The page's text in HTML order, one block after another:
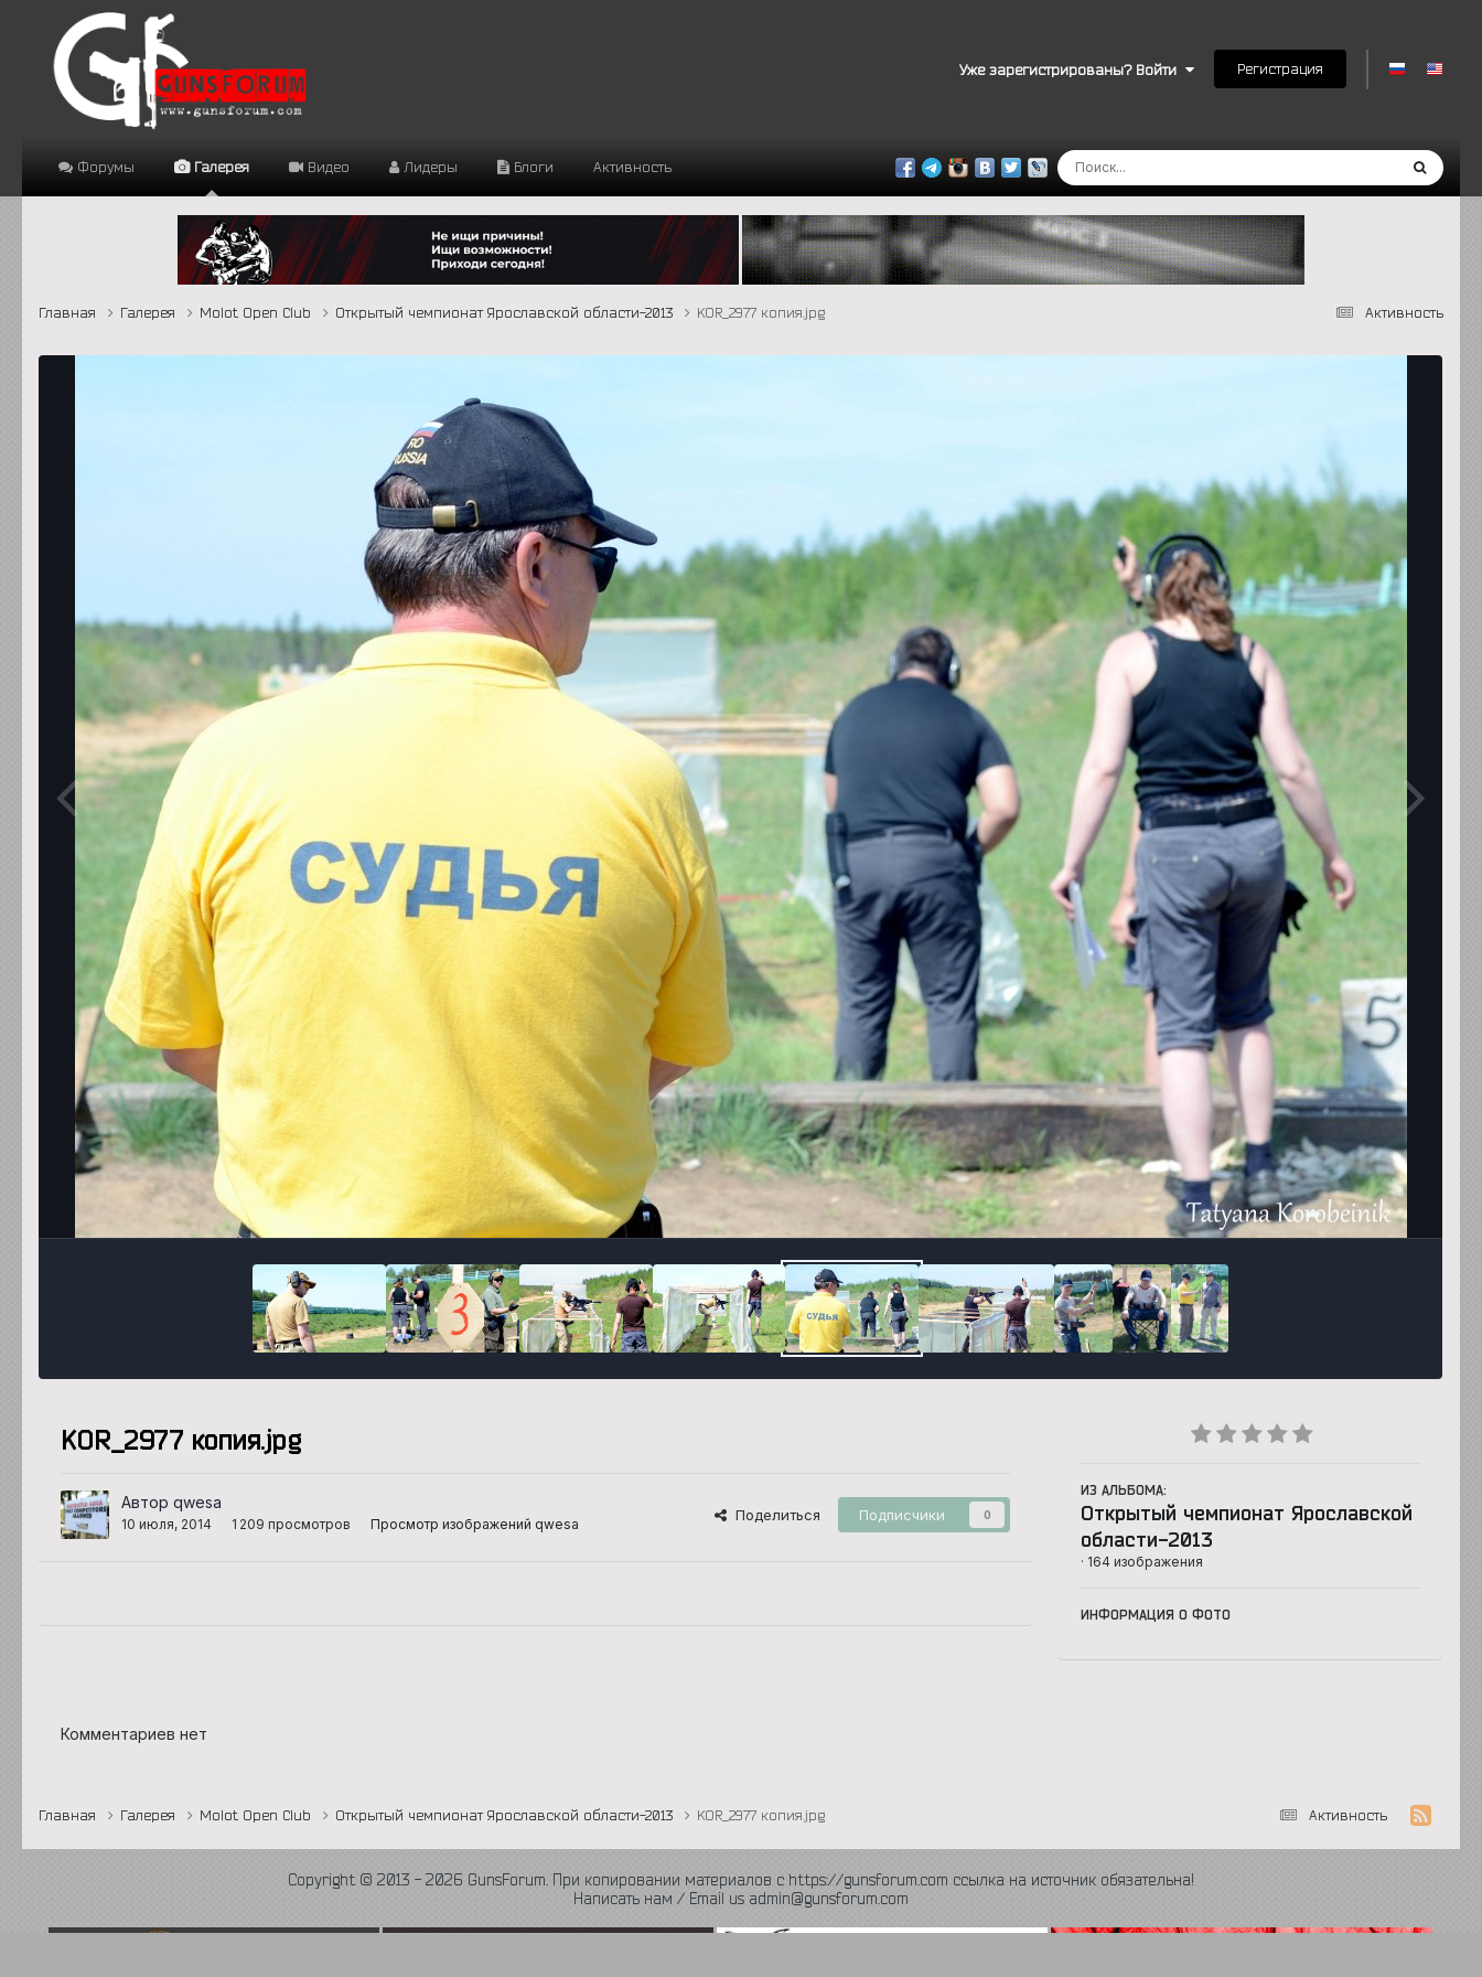
Уже зарегистрированы? Войти Регистрация
Форумы Галерея Видео Лидеры Блоги Активность
Активность
Главная Галерея Molot Open Club Открытый чемпионат Ярославской области-2013 KOR_2977 копия.jpg
Инструменты
KOR_2977 копия.jpg
Автор qwesa
10 июля, 2014 1 209 просмотров Просмотр изображений qwesa
Поделиться Подписчики 0
ИЗ АЛЬБОМА:
Открытый чемпионат Ярославской
области-2013
· 164 изображения
ИНФОРМАЦИЯ О ФОТО
Комментариев нет
Активность
Главная Галерея Molot Open Club Открытый чемпионат Ярославской области-2013 KOR_2977 копия.jpg
Copyright © 2013 - 2026 GunsForum. При копировании материалов с https://gunsforum.com ссылка на источник обязательна!
Написать нам / Email us admin@gunsforum.com